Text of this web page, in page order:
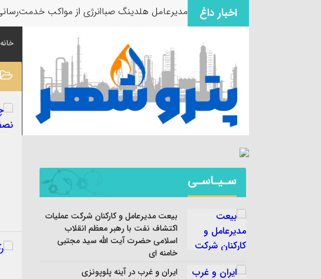
اخبار داغ مدیرعامل هلدینگ صباانرژی از مواکب خدمت‌رسانی
خانه
سـیـاسـی
بیعت مدیرعامل و کارکنان شرکت عملیات
اکتشاف نفت با رهبر معظم انقلاب
اسلامی حضرت آیت الله سید مجتبی
خامنه ای
ایران و غرب در آینه پلوپونزی